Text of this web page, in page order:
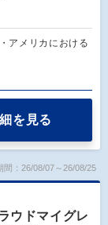
アメリカにおける
を見る
間：26/08/07～26/08/25
ウドマイグレ